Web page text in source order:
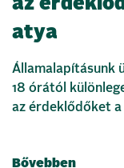
az
atya
Államalapításunk
18 órától
az érdeklődőket a
Bővebben